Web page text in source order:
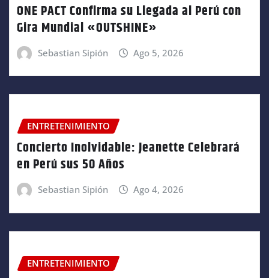
ONE PACT Confirma su Llegada al Perú con
Gira Mundial «OUTSHINE»
Sebastian Sipión Ago 5, 2026
ENTRETENIMIENTO
Concierto Inolvidable: Jeanette Celebrará
en Perú sus 50 Años
Sebastian Sipión Ago 4, 2026
ENTRETENIMIENTO